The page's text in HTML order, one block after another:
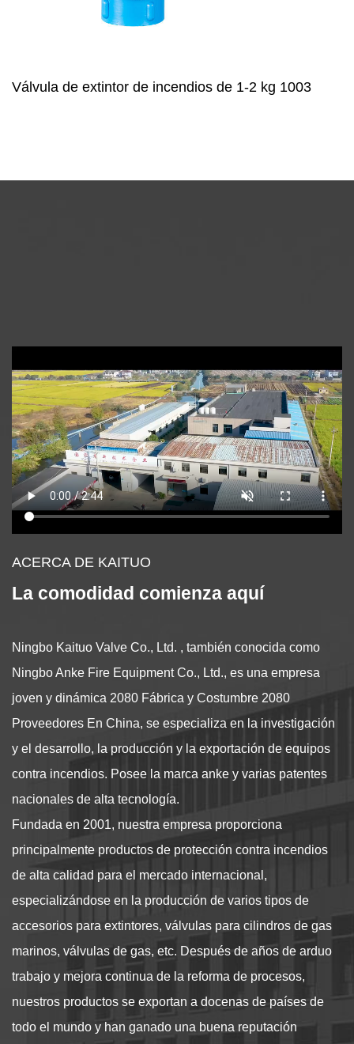
Válvula de extintor de incendios de 1-2 kg 1003
ACERCA DE KAITUO
La comodidad comienza aquí
Ningbo Kaituo Valve Co., Ltd. , también conocida como
Ningbo Anke Fire Equipment Co., Ltd., es una empresa
joven y dinámica 2080 Fábrica y Costumbre 2080
Proveedores En China, se especializa en la investigación
y el desarrollo, la producción y la exportación de equipos
contra incendios. Posee la marca anke y varias patentes
nacionales de alta tecnología.
Fundada en 2001, nuestra empresa proporciona
principalmente productos de protección contra incendios
de alta calidad para el mercado internacional,
especializándose en la producción de varios tipos de
accesorios para extintores, válvulas para cilindros de gas
marinos, válvulas de gas, etc. Después de años de arduo
trabajo y mejora continua de la reforma de procesos,
nuestros productos se exportan a docenas de países de
todo el mundo y han ganado una buena reputación